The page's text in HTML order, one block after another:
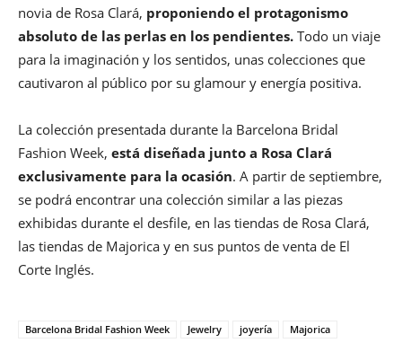
novia de Rosa Clará, proponiendo el protagonismo
absoluto de las perlas en los pendientes. Todo un viaje
para la imaginación y los sentidos, unas colecciones que
cautivaron al público por su glamour y energía positiva.
La colección presentada durante la Barcelona Bridal
Fashion Week, está diseñada junto a Rosa Clará
exclusivamente para la ocasión. A partir de septiembre,
se podrá encontrar una colección similar a las piezas
exhibidas durante el desfile, en las tiendas de Rosa Clará,
las tiendas de Majorica y en sus puntos de venta de El
Corte Inglés.
Barcelona Bridal Fashion Week Jewelry joyería
Majorica